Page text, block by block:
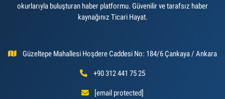
okurlarıyla buluşturan haber platformu. Güvenilir ve tarafsız haber
kaynağınız Ticari Hayat.
Güzeltepe Mahallesi Hoşdere Caddesi No: 184/6 Çankaya / Ankara
+90 312 441 75 25
[email protected]